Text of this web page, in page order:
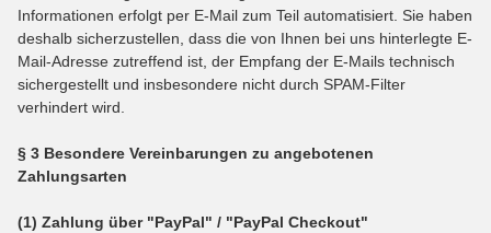
Informationen erfolgt per E-Mail zum Teil automatisiert. Sie haben
deshalb sicherzustellen, dass die von Ihnen bei uns hinterlegte E-
Mail-Adresse zutreffend ist, der Empfang der E-Mails technisch
sichergestellt und insbesondere nicht durch SPAM-Filter
verhindert wird.
§ 3 Besondere Vereinbarungen zu angebotenen
Zahlungsarten
(1) Zahlung über "PayPal" / "PayPal Checkout"